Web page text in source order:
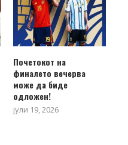
Почетокот на
финалето вечерва
може да биде
одложен!
јули 19, 2026